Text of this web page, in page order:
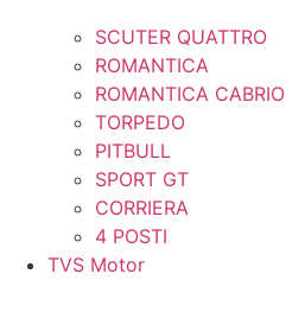
SCUTER QUATTRO
ROMANTICA
ROMANTICA CABRIO
TORPEDO
PITBULL
SPORT GT
CORRIERA
4 POSTI
TVS Motor